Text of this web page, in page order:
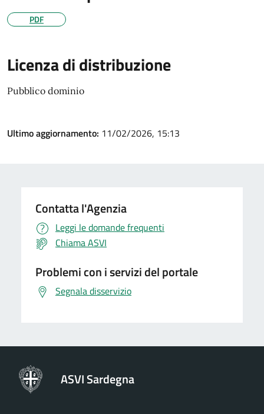
PDF
Licenza di distribuzione
Pubblico dominio
Ultimo aggiornamento: 11/02/2026, 15:13
Contatta l'Agenzia
Leggi le domande frequenti
Chiama ASVI
Problemi con i servizi del portale
Segnala disservizio
ASVI Sardegna